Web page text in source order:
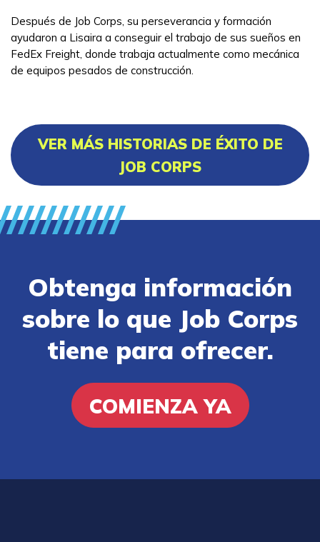
Después de Job Corps, su perseverancia y formación
ayudaron a Lisaira a conseguir el trabajo de sus sueños en
FedEx Freight, donde trabaja actualmente como mecánica
de equipos pesados de construcción.
VER MÁS HISTORIAS DE ÉXITO DE
JOB CORPS
Obtenga información
sobre lo que Job Corps
tiene para ofrecer.
COMIENZA YA